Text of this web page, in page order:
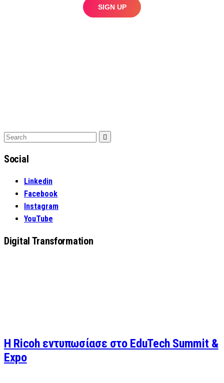
Search
Social
Linkedin
Facebook
Instagram
YouTube
Digital Transformation
Η Ricoh εντυπωσίασε στο EduTech Summit &
Expo